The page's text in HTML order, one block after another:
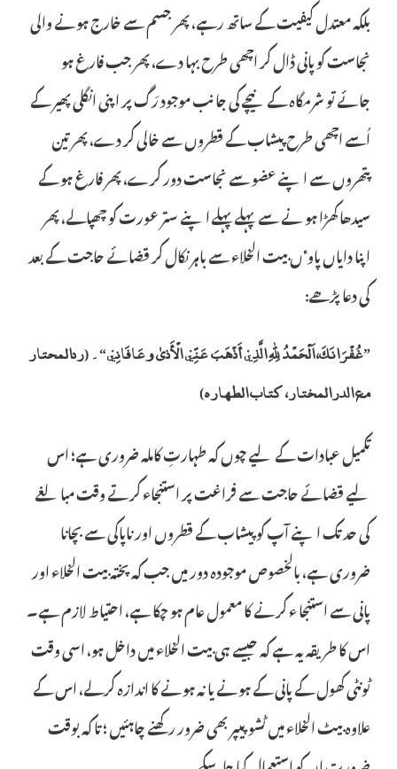
بلکہ معتدل کیفیت کے ساتھ رہے، پھر جسم سے خارج ہونے والی
نجاست کوپانی ڈال کر اچھی طرح بہا دے، پھر جب فارغ ہو
جائے تو شرمگاہ کے نیچے کی جانب موجود رَگ پر اپنی انگلی پھیر کے
اُسے اچھی طرح پیشاب کے قطروں سے خالی کر دے، پھر تین
پتھروں سے اپنے عضو سے نجاست دور کرے، پھر فارغ ہو کے
سیدھا کھڑا ہو نے سے پہلے پہلے اپنے ستر عورت کو چھپالے، پھر
اپنا دایاں پاوٴں بیت الخلاء سے باہر نکال کر قضائے حاجت کے بعد
کی دعا پڑھے:
”غُفْرَانَکَ، اَلْحَمْدُ لِلہِ الَّذِيْ أَذْھَبَ عَنِّيْ الْأَذیٰ وعَافَانِيْ“۔ (ردالمحتار
مع الدرالمختار، کتاب الطھارہ)
تکمیل عبادات کے لیے چوں کہ طہارتِ کاملہ ضروری ہے؛ اس
لیے قضائے حاجت سے فراغت پر استنجاء کرتے وقت مبالغے
کی حد تک اپنے آپ کو پیشاب کے قطروں اور ناپاکی سے بچانا
ضروری ہے، بالخصوص موجودہ دور میں جب کہ پختہ بیت الخلاء اور
پانی سے استنجا ء کرنے کا معمول عام ہو چکا ہے، احتیاط لازم ہے۔
اس کا طریقہ یہ ہے کہ جیسے ہی بیت الخلاء میں داخل ہو، اسی وقت
ٹونٹی کھول کے پانی کے ہونے یا نہ ہونے کا اندازہ کرلے، اس کے
علاوہ بیٹ الخلاء میں ٹشوپیپر بھی ضرور رکھنے چاہئیں ؛ تا کہ بوقت